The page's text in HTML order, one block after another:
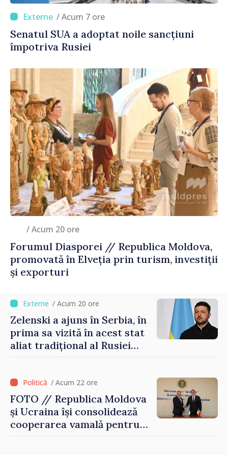
/ Acum 7 ore
Senatul SUA a adoptat noile sancțiuni
împotriva Rusiei
/ Acum 20 ore
Forumul Diasporei // Republica Moldova,
promovată în Elveția prin turism, investiții
și exporturi
/ Acum 20 ore
Zelenski a ajuns în Serbia, în
prima sa vizită în acest stat
aliat tradițional al Rusiei
/ Acum 22 ore
FOTO // Republica Moldova
și Ucraina își consolidează
cooperarea vamală pentru